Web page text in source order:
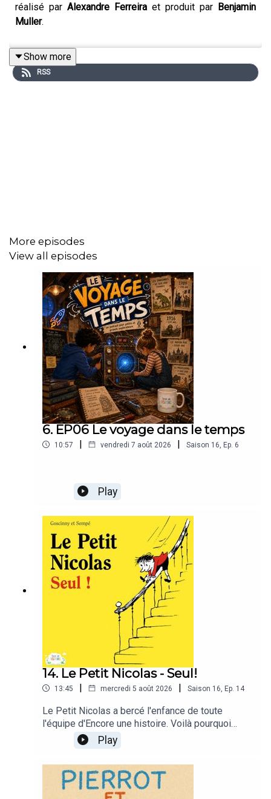
réalisé par Alexandre Ferreira et produit par Benjamin
Muller.
Show more
RSS
More episodes
View all episodes
6. EP06 Le voyage dans le temps
10:57 | vendredi 7 août 2026 | Saison 16 Ep. 6
Play
14. Le Petit Nicolas - Seul!
13:45 | mercredi 5 août 2026 | Saison 16 Ep. 14
Le Petit Nicolas a bercé l'enfance de toute
l'équipe d'Encore une histoire. Voilà pourquoi
nous sommes si fier de vous proposer cette
adaptation de ces histoires. ❤️❤️❤️📱 Retrouvez-
en nous écrivant ici !On est notamment preneur
des idées/envies de vos enfants, s'ils souhaitent
Play